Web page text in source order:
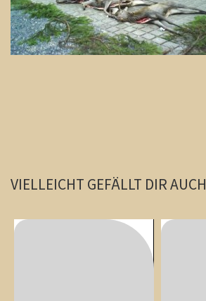
VIELLEICHT GEFÄLLT DIR AUCH